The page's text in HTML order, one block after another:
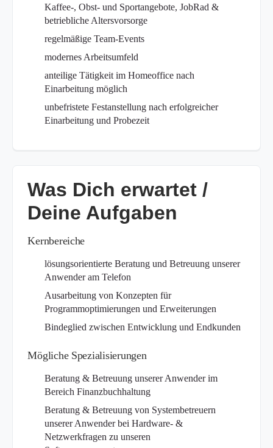
Kaffee-, Obst- und Sportangebote, JobRad &
betriebliche Altersvorsorge
regelmäßige Team-Events
modernes Arbeitsumfeld
anteilige Tätigkeit im Homeoffice nach
Einarbeitung möglich
unbefristete Festanstellung nach erfolgreicher
Einarbeitung und Probezeit
Was Dich erwartet /
Deine Aufgaben
Kernbereiche
lösungsorientierte Beratung und Betreuung unserer
Anwender am Telefon
Ausarbeitung von Konzepten für
Programmoptimierungen und Erweiterungen
Bindeglied zwischen Entwicklung und Endkunden
Mögliche Spezialisierungen
Beratung & Betreuung unserer Anwender im
Bereich Finanzbuchhaltung
Beratung & Betreuung von Systembetreuern
unserer Anwender bei Hardware- &
Netzwerkfragen zu unseren